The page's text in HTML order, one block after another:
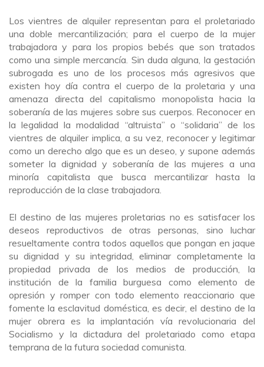
Los vientres de alquiler representan para el proletariado
una doble mercantilización; para el cuerpo de la mujer
trabajadora y para los propios bebés que son tratados
como una simple mercancía. Sin duda alguna, la gestación
subrogada es uno de los procesos más agresivos que
existen hoy día contra el cuerpo de la proletaria y una
amenaza directa del capitalismo monopolista hacia la
soberanía de las mujeres sobre sus cuerpos. Reconocer en
la legalidad la modalidad “altruista” o “solidaria” de los
vientres de alquiler implica, a su vez, reconocer y legitimar
como un derecho algo que es un deseo, y supone además
someter la dignidad y soberanía de las mujeres a una
minoría capitalista que busca mercantilizar hasta la
reproducción de la clase trabajadora.
El destino de las mujeres proletarias no es satisfacer los
deseos reproductivos de otras personas, sino luchar
resueltamente contra todos aquellos que pongan en jaque
su dignidad y su integridad, eliminar completamente la
propiedad privada de los medios de producción, la
institución de la familia burguesa como elemento de
opresión y romper con todo elemento reaccionario que
fomente la esclavitud doméstica, es decir, el destino de la
mujer obrera es la implantación vía revolucionaria del
Socialismo y la dictadura del proletariado como etapa
temprana de la futura sociedad comunista.